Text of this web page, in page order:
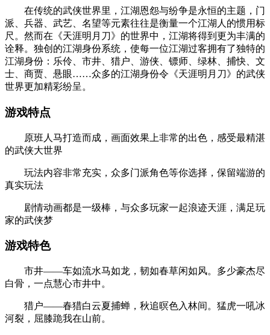
在传统的武侠世界里，江湖恩怨与纷争是永恒的主题，门
派、兵器、武艺、名望等元素往往是衡量一个江湖人的惯用标
尺。然而在《天涯明月刀》的世界中，江湖将得到更为丰满的
诠释。独创的江湖身份系统，使每一位江湖过客拥有了独特的
江湖身份：乐伶、市井、猎户、游侠、镖师、绿林、捕快、文
士、商贾、悬眼……众多的江湖身份令《天涯明月刀》的武侠
世界更加精彩纷呈。
游戏特点
原班人马打造而成，画面效果上非常的出色，感受最精湛
的武侠大世界
玩法内容非常充实，众多门派角色等你选择，保留端游的
真实玩法
剧情动画都是一级棒，与众多玩家一起浪迹天涯，满足玩
家的武侠梦
游戏特色
市井——车如流水马如龙，韧如春草闲如风。多少豪杰尽
白骨，一点慧心市井中。
猎户——春猎白云夏捕蝉，秋追暝色入林间。猛虎一吼冰
河裂，屈膝跪我在山前。